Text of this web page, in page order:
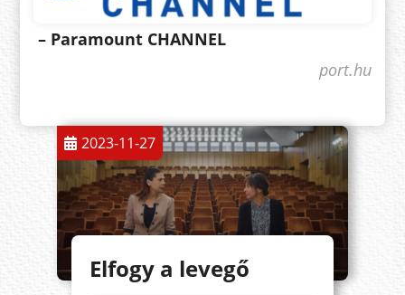
– Paramount CHANNEL
port.hu
2023-11-27
Elfogy a levegő